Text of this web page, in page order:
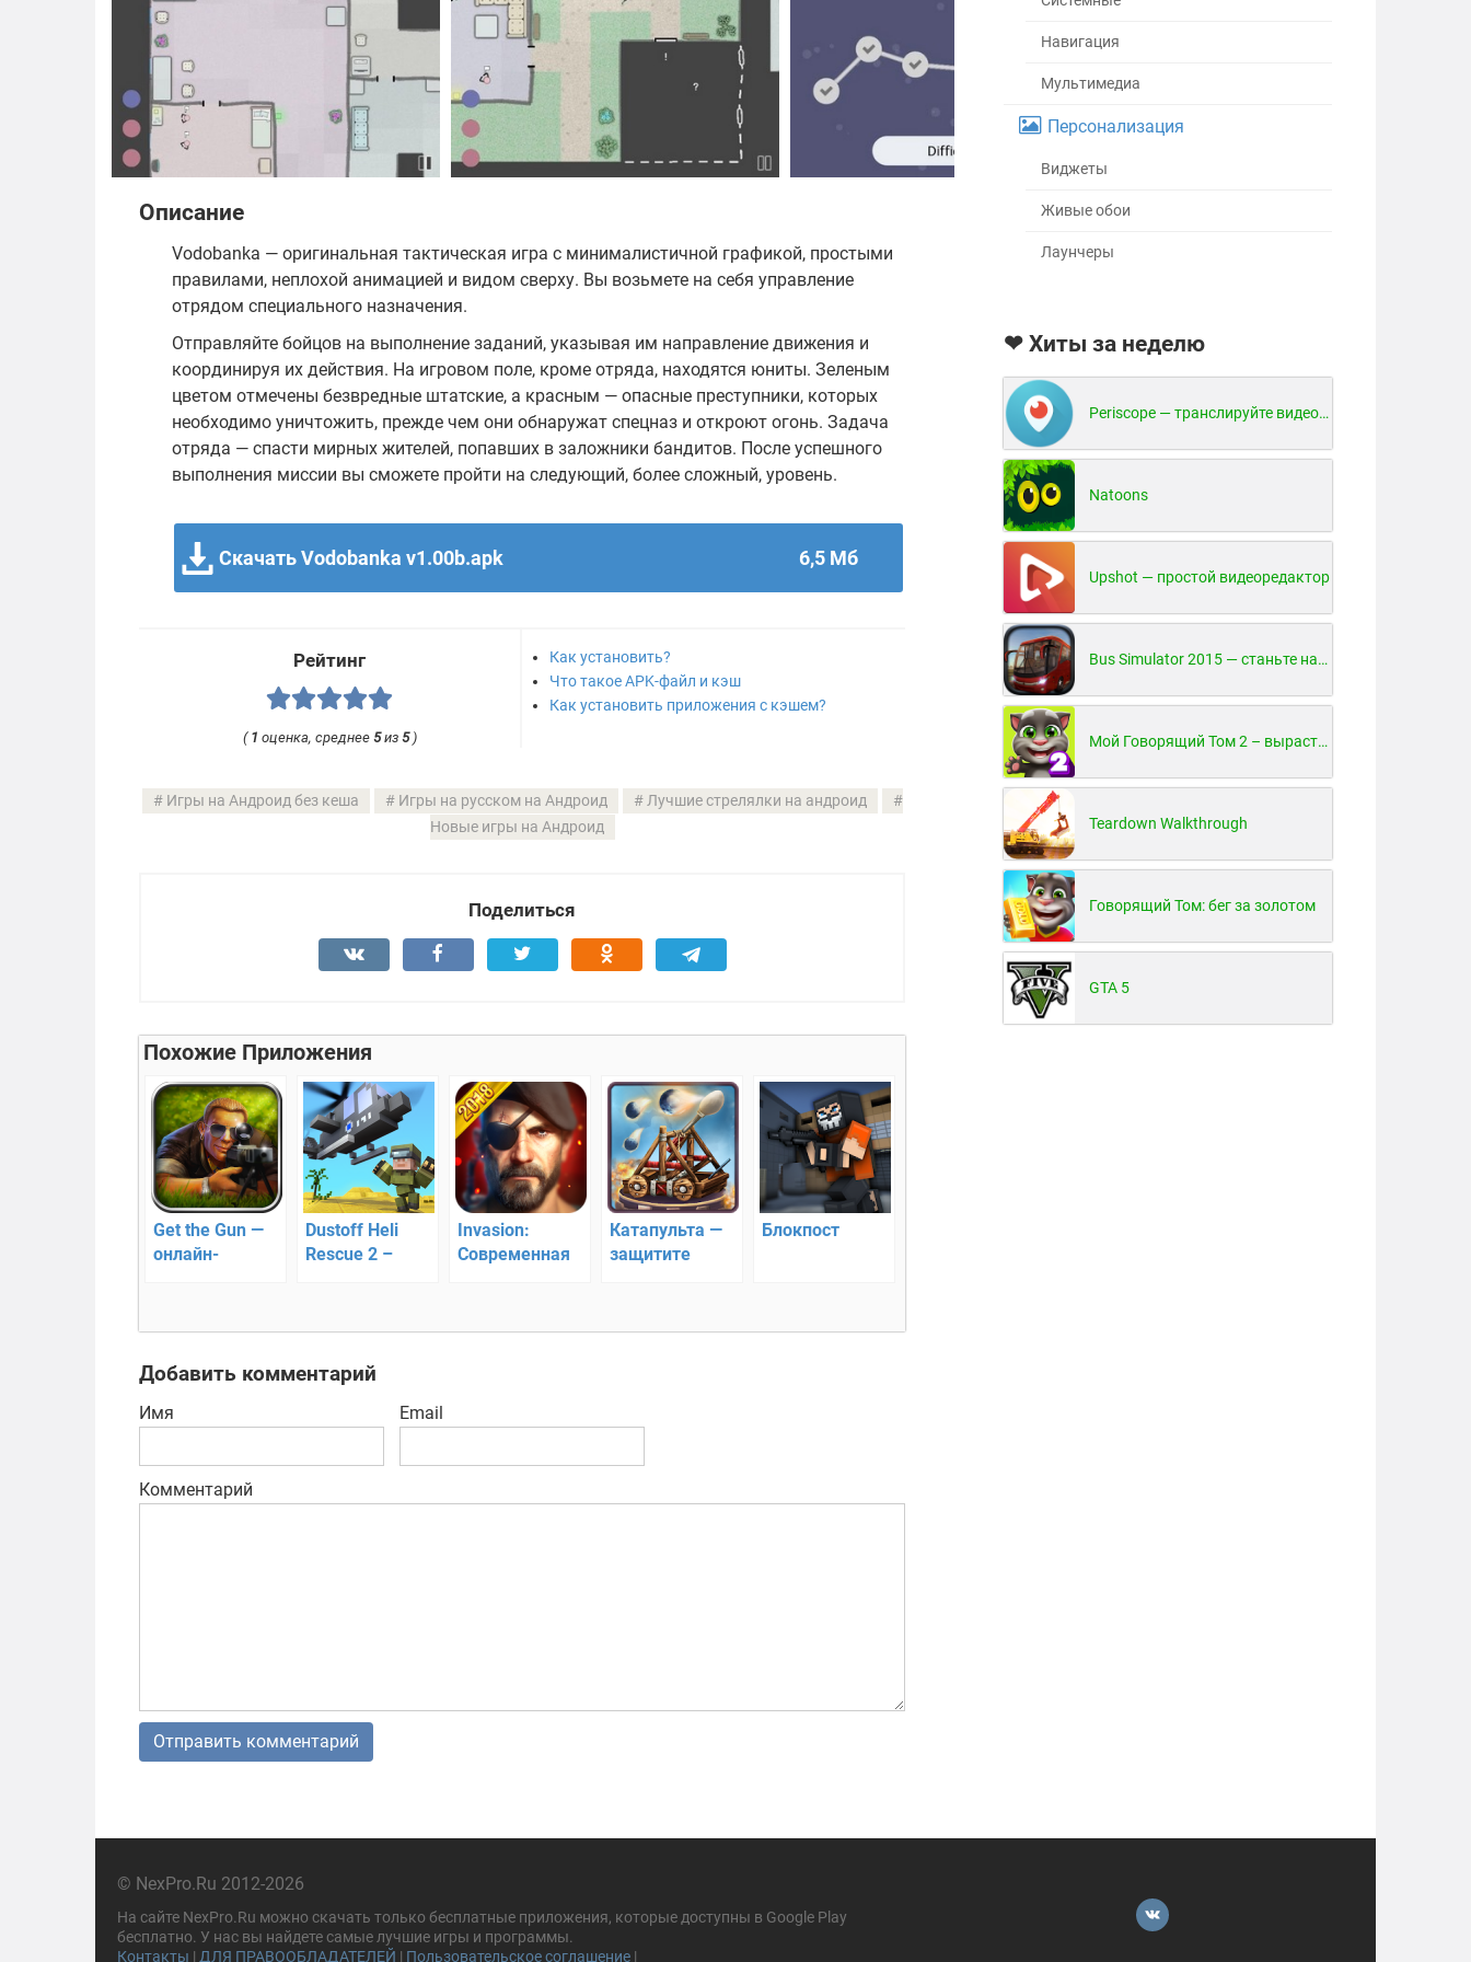
Описание
Vodobanka — оригинальная тактическая игра с минималистичной графикой, простыми
правилами, неплохой анимацией и видом сверху. Вы возьмете на себя управление
отрядом специального назначения.
Отправляйте бойцов на выполнение заданий, указывая им направление движения и
координируя их действия. На игровом поле, кроме отряда, находятся юниты. Зеленым
цветом отмечены безвредные штатские, а красным — опасные преступники, которых
необходимо уничтожить, прежде чем они обнаружат спецназ и откроют огонь. Задача
отряда — спасти мирных жителей, попавших в заложники бандитов. После успешного
выполнения миссии вы сможете пройти на следующий, более сложный, уровень.
Скачать Vodobanka v1.00b.apk 6,5 Мб
Рейтинг
( 1 оценка, среднее 5из 5)
Как установить?
Что такое APK-файл и кэш
Как установить приложения с кэшем?
Игры на Андроид без кеша Игры на русском на Андроид
Лучшие стрелялки на андроид
Новые игры на Андроид
Поделиться
Похожие Приложения
Get the Gun —
онлайн-
Dustoff Heli
Rescue 2 –
Invasion:
Современная
Катапульта —
защитите
Блокпост
Добавить комментарий
Имя Email
Комментарий
Навигация
Мультимедиа
Персонализация
Виджеты
Живые обои
Лаунчеры
❤ Хиты за неделю
Periscope — транслируйте видео в реальном времени!
Natoons
Upshot — простой видеоредактор
Bus Simulator 2015 — станьте настоящим водителем автобуса!
Мой Говорящий Том 2 – вырасти и воспитай своего котенка
Teardown Walkthrough
Говорящий Том: бег за золотом
GTA 5
© NexPro.Ru 2012-2026
На сайте NexPro.Ru можно скачать только бесплатные приложения, которые доступны в Google Play
бесплатно. У нас вы найдете самые лучшие игры и программы.
Контакты | ДЛЯ ПРАВООБЛАДАТЕЛЕЙ | Пользовательское соглашение |